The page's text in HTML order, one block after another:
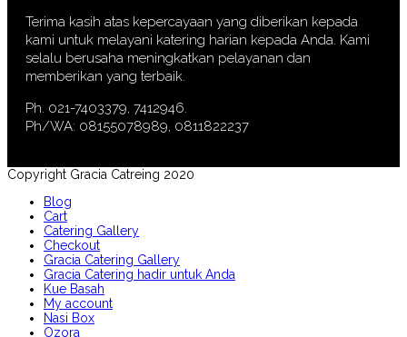
Terima kasih atas kepercayaan yang diberikan kepada
kami untuk melayani katering harian kepada Anda. Kami
selalu berusaha meningkatkan pelayanan dan
memberikan yang terbaik.
Ph. 021-7403379, 7412946.
Ph/WA: 08155078989, 0811822237
Copyright Gracia Catreing 2020
Blog
Cart
Catering Gallery
Checkout
Gracia Catering Gallery
Gracia Catering hadir untuk Anda
Kue Basah
My account
Nasi Box
Ozora